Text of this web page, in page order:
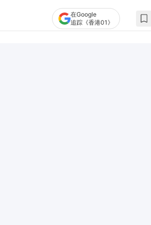
在Google
追踪《香港01》